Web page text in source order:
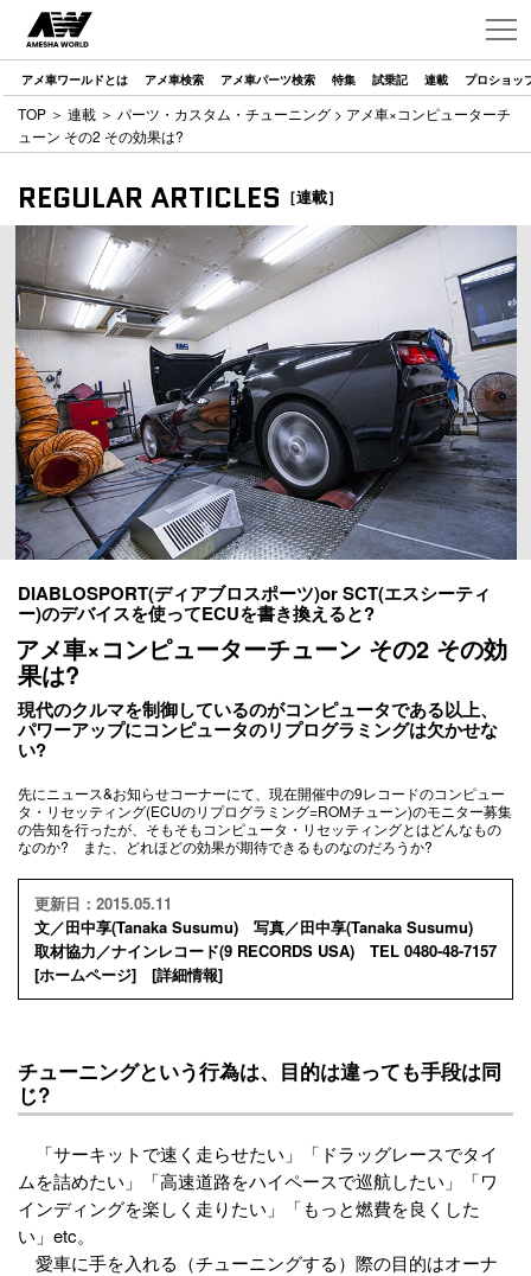
アメ車ワールドとは アメ車検索 アメ車パーツ検索 特集 試乗記 連載 プロショッ
TOP ＞ 連載 ＞ パーツ・カスタム・チューニング > アメ車×コンピューターチ
ューン その2 その効果は?
REGULAR ARTICLES ［連載］
DIABLOSPORT(ディアブロスポーツ)or SCT(エスシーティ
ー)のデバイスを使ってECUを書き換えると?
アメ車×コンピューターチューン その2 その効
果は?
現代のクルマを制御しているのがコンピュータである以上、
パワーアップにコンピュータのリプログラミングは欠かせな
い?
先にニュース&お知らせコーナーにて、現在開催中の9レコードのコンピュー
タ・リセッティング(ECUのリプログラミング=ROMチューン)のモニター募集
の告知を行ったが、そもそもコンピュータ・リセッティングとはどんなもの
なのか? また、どれほどの効果が期待できるものなのだろうか?
更新日：2015.05.11
文／田中享(Tanaka Susumu) 写真／田中享(Tanaka Susumu)
取材協力／ナインレコード(9 RECORDS USA) TEL 0480-48-7157
[ホームページ] [詳細情報]
チューニングという行為は、目的は違っても手段は同
じ?
「サーキットで速く走らせたい」「ドラッグレースでタイ
ムを詰めたい」「高速道路をハイペースで巡航したい」「ワ
インディングを楽しく走りたい」「もっと燃費を良くした
い」etc。
愛車に手を入れる（チューニングする）際の目的はオーナ